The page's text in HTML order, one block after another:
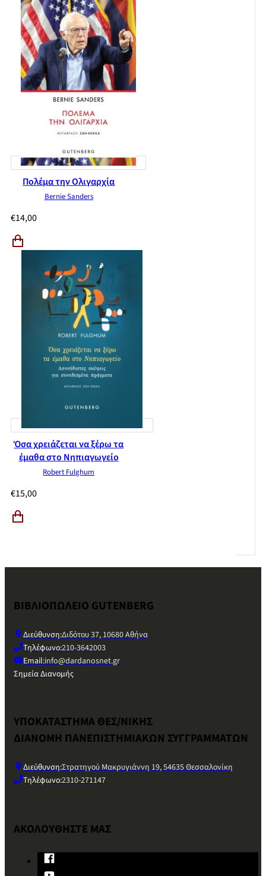
Πολέμα την Ολιγαρχία
Bernie Sanders
€14,00
Όσα χρειάζεται να ξέρω τα
έμαθα στο Νηπιαγωγείο
Robert Fulghum
€15,00
ΒΙΒΛΙΟΠΩΛΕΙΟ GUTENBERG
Διεύθυνση:Διδότου 37, 10680 Αθήνα
Τηλέφωνο:210-3642003
Email:info@dardanosnet.gr
Σημεία Διανομής
ΥΠΟΚΑΤΑΣΤΗΜΑ ΘΕΣ/ΝΙΚΗΣ
ΔΙΑΝΟΜΗ ΠΑΝΕΠΙΣΤΗΜΙΑΚΩΝ ΣΥΓΓΡΑΜΜΑΤΩΝ
Διεύθυνση:Στρατηγού Μακρυγιάννη 19, 54635 Θεσσαλονίκη
Τηλέφωνο:2310-271147
ΑΚΟΛΟΥΘΗΣΤΕ ΜΑΣ